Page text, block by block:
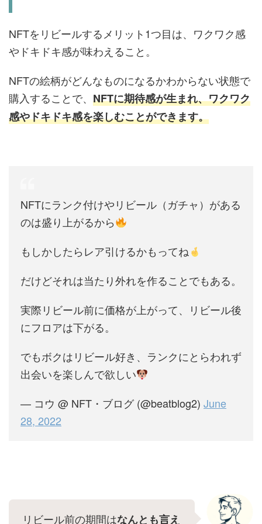
NFTをリビールするメリット1つ目は、ワクワク感
やドキドキ感が味わえること。
NFTの絵柄がどんなものになるかわからない状態で
購入することで、 NFTに期待感が生まれ、ワクワク
感やドキドキ感を楽しむことができます。
NFTにランク付けやリビール（ガチャ）がある
のは盛り上がるから
もしかしたらレア引けるかもってね
だけどそれは当たり外れを作ることでもある。
実際リビール前に価格が上がって、リビール後
にフロアは下がる。
でもボクはリビール好き、ランクにとらわれず
出会いを楽しんで欲しい
— コウ @ NFT・ブログ (@beatblog2) June
28, 2022
リビール前の期間はなんとも言え